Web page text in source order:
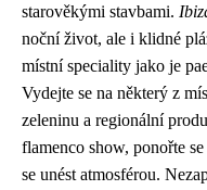
starověkými stavbami.
noční život, ale i klidné
místní speciality jako je
Vydejte se na některý z
zeleninu a regionální
flamenco show, ponořte
se unést atmosférou.